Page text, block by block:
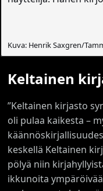
Kuva: Henrik Saxgren/
Keltainen
”Keltainen kirjasto
oli pulaa kaikesta –
keskellä Keltainen
pölyä niin
ikkunoita